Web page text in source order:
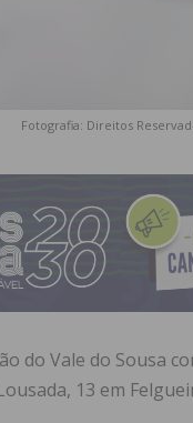
Fotografia: Direitos
do Vale do Sousa
13 em